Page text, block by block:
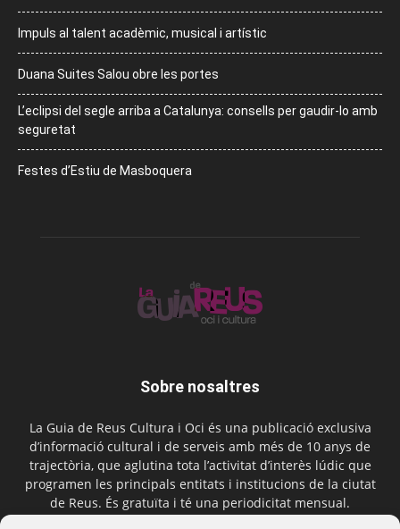
Impuls al talent acadèmic, musical i artístic
Duana Suites Salou obre les portes
L’eclipsi del segle arriba a Catalunya: consells per gaudir-lo amb
seguretat
Festes d’Estiu de Masboquera
Sobre nosaltres
La Guia de Reus Cultura i Oci és una publicació exclusiva
d’informació cultural i de serveis amb més de 10 anys de
trajectòria, que aglutina tota l’activitat d’interès lúdic que
programen les principals entitats i institucions de la ciutat
de Reus. És gratuïta i té una periodicitat mensual.